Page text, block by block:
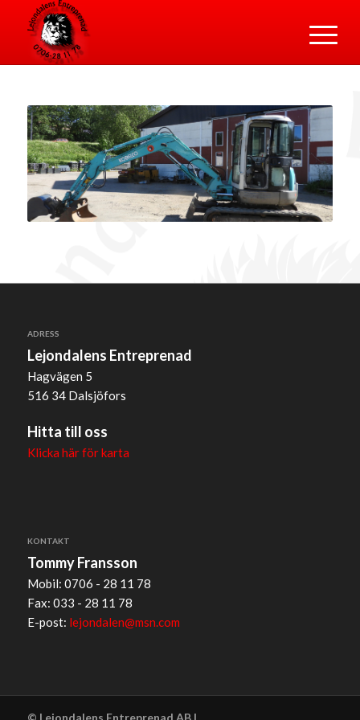
ADRESS
Lejondalens Entreprenad
Hagvägen 5
516 34 Dalsjöfors
Hitta till oss
Klicka här för karta
KONTAKT
Tommy Fransson
Mobil: 0706 - 28 11 78
Fax: 033 - 28 11 78
E-post: lejondalen@msn.com
© Lejondalens Entreprenad AB |